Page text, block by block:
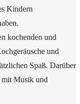
Kindern
kochenden und
und
Spaß. Darüber
mit Musik und